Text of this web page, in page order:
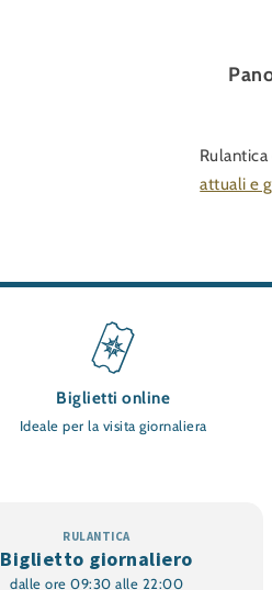
attuali e
Biglietti online
Ideale per la visita giornaliera
Biglietto giornaliero
dalle ore 09:30 alle 22:00